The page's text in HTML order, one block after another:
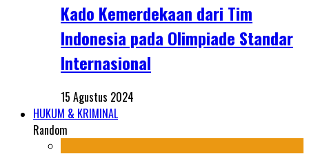
Kado Kemerdekaan dari Tim
Indonesia pada Olimpiade Standar
Internasional
15 Agustus 2024
HUKUM & KRIMINAL
Random